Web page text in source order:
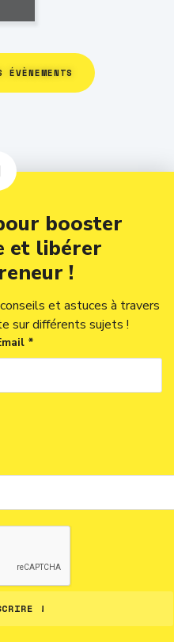
booster
et libérer
!
et astuces à travers
sur différents sujets !
*
!